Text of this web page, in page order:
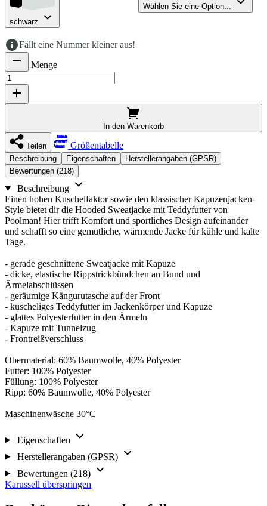
schwarz
Wählen Sie eine Option...
Fällt eine Nummer kleiner aus!
Menge
In den Warenkorb
Teilen Größentabelle
Beschreibung Eigenschaften
Herstellerangaben (GPSR)
Bewertungen (218)
Beschreibung
Einen hohen Kuschelfaktor sowie den klassischer Kapuzenjacken-
Style bietet dir die Hooded Sweatjacke mit Teddyfutter von
Poolman! Hier trifft Komfort und sportliches Design aufeinander
und schafft so eine gemütliche, wärmende Jacke für kühle und kalte
Tage.
- gerade geschnittene Sweatjacke mit Kapuze
- dicke, elastische Rippstrickbündchen an Bund und
Ärmelabschlüssen
- geräumige Kängurutasche auf der Front
- kuscheliges Teddyfutter im Jackenkörper und Kapuze
- glattes Polyesterfutter in den Ärmeln
- Kapuze mit Tunnelzug
- Frontreißverschluss
Obermaterial: 60% Baumwolle, 40% Polyester
Futter: 100% Polyester
Füllung: 100% Polyester
Ripp: 60% Baumwolle, 40% Polyester
Maschinenwäsche 30°C
Eigenschaften
Herstellerangaben (GPSR)
Bewertungen (218)
Karussell überspringen